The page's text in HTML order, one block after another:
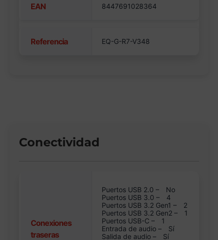
EAN 8447691028364
Referencia EQ-G-R7-V348
Conectividad
Conexiones
traseras
Puertos USB 2.0 –
No
Puertos USB 3.0 –
4
Puertos USB 3.2 Gen1 –
2
Puertos USB 3.2 Gen2 –
1
Puertos USB-C –
1
Entrada de audio –
Sí
Salida de audio –
Sí